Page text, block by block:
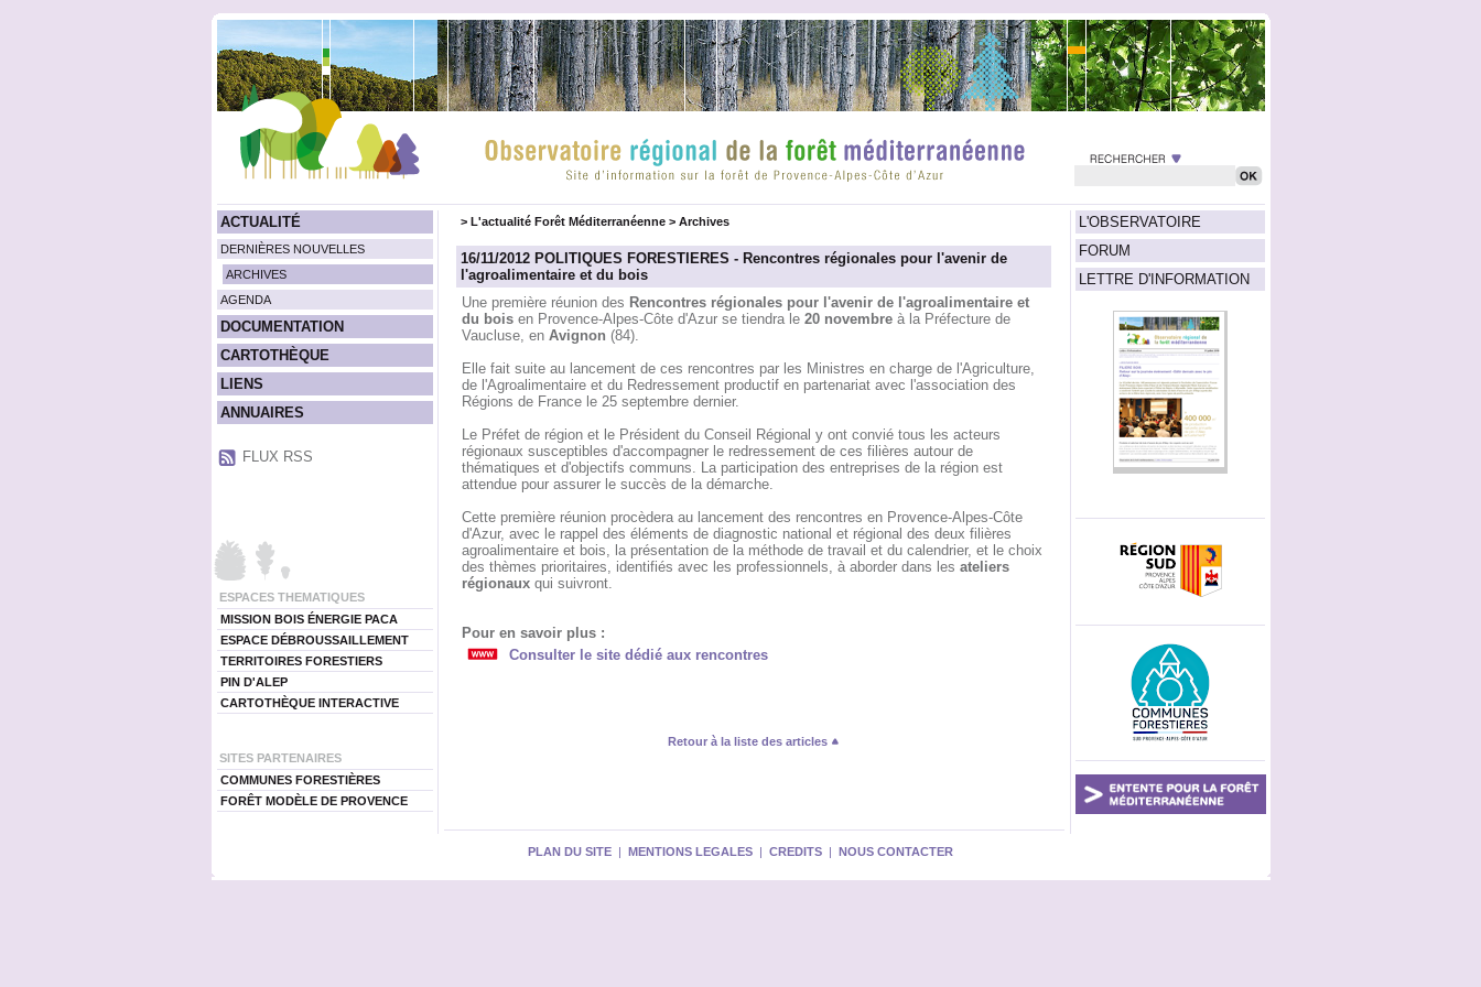
ACTUALITÉ
DERNIÈRES NOUVELLES
ARCHIVES
AGENDA
DOCUMENTATION
CARTOTHÈQUE
LIENS
ANNUAIRES
FLUX RSS
ESPACES THEMATIQUES
MISSION BOIS ÉNERGIE PACA
ESPACE DÉBROUSSAILLEMENT
TERRITOIRES FORESTIERS
PIN D'ALEP
CARTOTHÈQUE INTERACTIVE
SITES PARTENAIRES
COMMUNES FORESTIÈRES
FORÊT MODÈLE DE PROVENCE
L'OBSERVATOIRE
FORUM
LETTRE D'INFORMATION
> L'actualité Forêt Méditerranéenne> Archives
16/11/2012 POLITIQUES FORESTIERES - Rencontres régionales pour l'avenir de
l'agroalimentaire et du bois
Une première réunion des Rencontres régionales pour l'avenir de l'agroalimentaire et
du boisen Provence-Alpes-Côte d'Azur se tiendra le20 novembreà la Préfecture de
Vaucluse, en Avignon (84).
Elle fait suite au lancement de ces rencontres par les Ministres en charge de l'Agriculture,
de l'Agroalimentaire et du Redressement productif en partenariat avec l'association des
Régions de France le 25 septembre dernier.
Le Préfet de région et le Président du Conseil Régional y ont convié tous les acteurs
régionaux susceptibles d'accompagner le redressement de ces filières autour de
thématiques et d'objectifs communs. La participation des entreprises de la région est
attendue pour assurer le succès de la démarche.
Cette première réunion procèdera au lancement des rencontres en Provence-Alpes-Côte
d'Azur, avec le rappel des éléments de diagnostic national et régional des deux filières
agroalimentaire et bois, la présentation de la méthode de travail et du calendrier, et le choix
des thèmes prioritaires, identifiés avec les professionnels, à aborder dans les ateliers
régionauxqui suivront.
Pour en savoir plus :
Consulter le site dédié aux rencontres
Retour à la liste des articles
PLAN DU SITE | MENTIONS LEGALES | CREDITS | NOUS CONTACTER